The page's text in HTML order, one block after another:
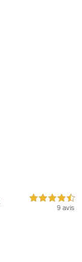
4,5 étoiles sur 5
9 avis